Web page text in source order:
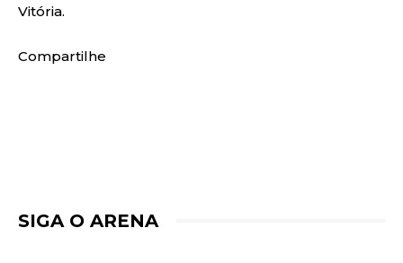
Vitória.
Compartilhe
SIGA O ARENA